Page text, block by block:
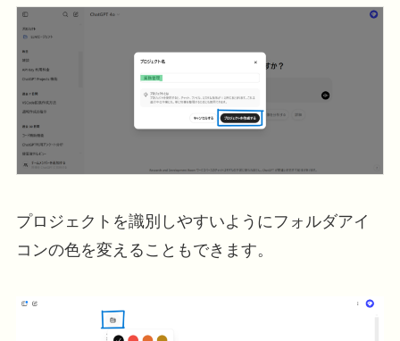
プロジェクトを識別しやすいようにフォルダアイ
コンの色を変えることもできます。